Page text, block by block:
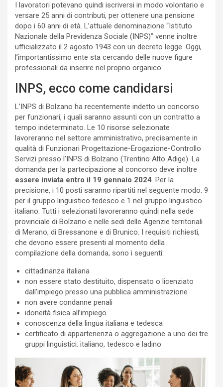
I lavoratori potevano quindi iscriversi in modo volontario e
versare 25 anni di contributi, per ottenere una pensione
dopo i 60 anni di età. L’attuale denominazione “Istituto
Nazionale della Previdenza Sociale (INPS)” venne inoltre
ufficializzato il 2 agosto 1943 con un decreto legge. Oggi,
l’importantissimo ente sta cercando delle nuove figure
professionali da inserire nel proprio organico.
INPS, ecco come candidarsi
L’INPS di Bolzano ha recentemente indetto un concorso
per funzionari, i quali saranno assunti con un contratto a
tempo indeterminato. Le 10 risorse selezionate
lavoreranno nel settore amministrativo, precisamente in
qualità di Funzionari Progettazione-Erogazione-Controllo
Servizi presso l’INPS di Bolzano (Trentino Alto Adige). La
domanda per la partecipazione al concorso deve inoltre
essere inviata entro il 19 gennaio 2024. Per la
precisione, i 10 posti saranno ripartiti nel seguente modo: 9
per il gruppo linguistico tedesco e 1 nel gruppo linguistico
italiano. Tutti i selezionati lavoreranno quindi nella sede
provinciale di Bolzano e nelle sedi delle Agenzie territoriali
di Merano, di Bressanone e di Brunico. I requisiti richiesti,
che devono essere presenti al momento della
compilazione della domanda, sono i seguenti:
cittadinanza italiana
non essere stato destituito, dispensato o licenziato
dall’impiego presso una pubblica amministrazione
non avere condanne penali
idoneità fisica all’impiego
conoscenza della lingua italiana e tedesca
certificato di appartenenza o aggregazione a uno dei tre
gruppi linguistici: italiano, tedesco e ladino